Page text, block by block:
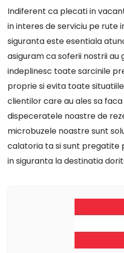
Indiferent ca plecati in
in interes de serviciu pe rute
siguranta este esentiala
asiguram ca soferii nostrii au
indeplinesc toate sarcinile
proprie si evita toate
clientilor care au ales sa
dispeceratele noastre de
microbuzele noastre sunt
calatoria ta si sunt
in siguranta la destinatia